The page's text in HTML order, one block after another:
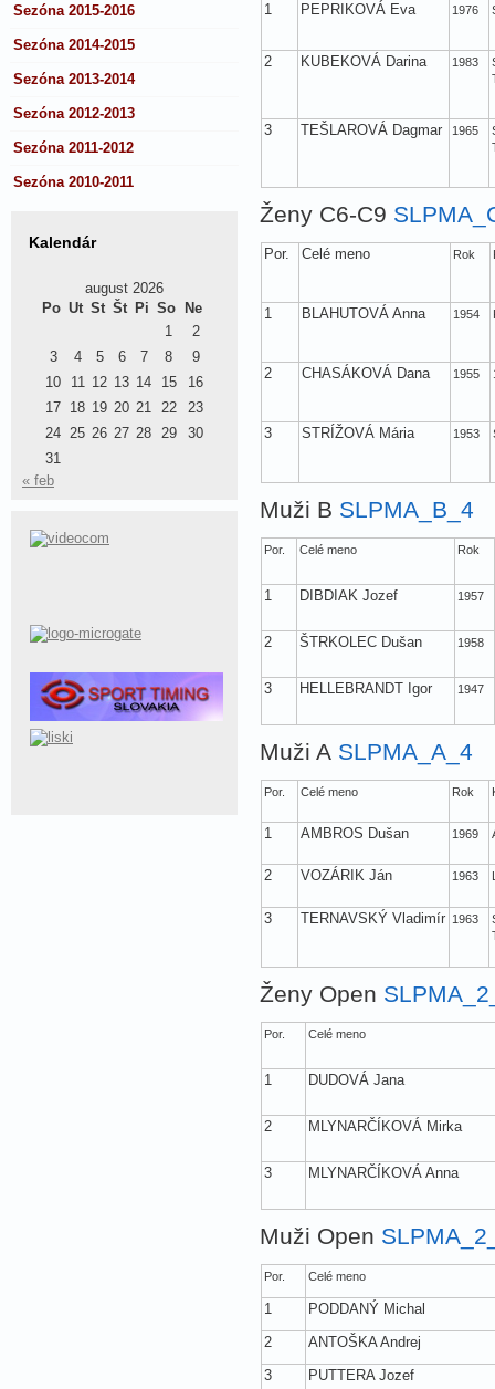
Sezóna 2015-2016
Sezóna 2014-2015
Sezóna 2013-2014
Sezóna 2012-2013
Sezóna 2011-2012
Sezóna 2010-2011
Kalendár
august 2026
Po Ut St Št Pi So
Ne
1
2
3
4 5 6 7 8
9
10
11 12 13 14 15
16
17 18 19 20 21 22
23
24 25 26 27 28 29
30
31
« feb
1 PEPRIKOVÁ Eva 1976
2 KUBEKOVÁ Darina 1983
3 TEŠLAROVÁ Dagmar 1965
Ženy C6-C9
Por. Celé meno Rok
1 BLAHUTOVÁ Anna 1954
2 CHASÁKOVÁ Dana 1955
3 STRÍŽOVÁ Mária 1953
Muži B SLPMA_B_4
Por. Celé meno Rok
1 DIBDIAK Jozef 1957
2 ŠTRKOLEC Dušan 1958
3 HELLEBRANDT Igor 1947
Muži A SLPMA_A_4
Por. Celé meno Rok
1 AMBROS Dušan 1969
2 VOZÁRIK Ján 1963
3 TERNAVSKÝ Vladimír 1963
Ženy Open
Por. Celé meno
1 DUDOVÁ Jana
2 MLYNARČÍKOVÁ Mirka
3 MLYNARČÍKOVÁ Anna
Muži Open
Por. Celé meno
1
PODDANÝ Michal
2
ANTOŠKA Andrej
3
PUTTERA Jozef